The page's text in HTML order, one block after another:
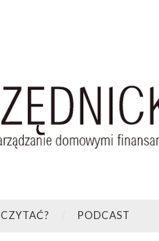
PODCAST